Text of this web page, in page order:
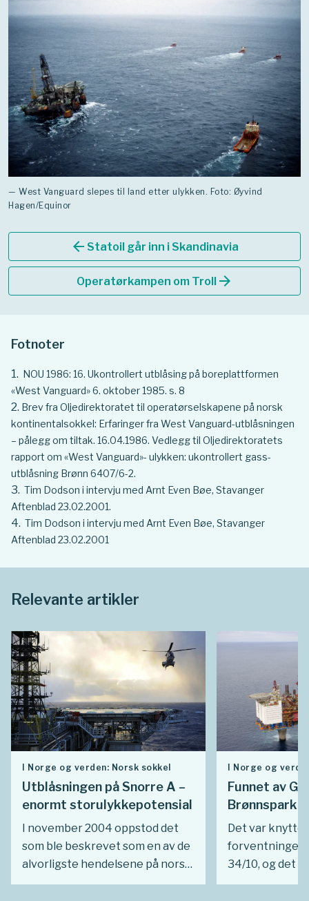
— West Vanguard slepes til land etter ulykken. Foto: Øyvind
Hagen/Equinor
arrow_back Statoil går inn i Skandinavia
Operatørkampen om Trollarrow_forward
Fotnoter
NOU 1986: 16. Ukontrollert utblåsing på boreplattformen
«West Vanguard» 6. oktober 1985. s. 8
Brev fra Oljedirektoratet til operatørselskapene på norsk
kontinentalsokkel: Erfaringer fra West Vanguard-utblåsningen
– pålegg om tiltak. 16.04.1986. Vedlegg til Oljedirektoratets
rapport om «West Vanguard»- ulykken: ukontrollert gass-
utblåsning Brønn 6407/6-2.
Tim Dodson i intervju med Arnt Even Bøe, Stavanger
Aftenblad 23.02.2001.
Tim Dodson i intervju med Arnt Even Bøe, Stavanger
Aftenblad 23.02.2001
Relevante artikler
I Norge og verden: Norsk sokkel
Utblåsningen på Snorre A –
enormt storulykkepotensial
I november 2004 oppstod det
som ble beskrevet som en av de
alvorligste hendelsene på norsk
sokkel, på Snorrefeltet. Bare
I Norge og
Funnet av
Brønnspark
Det var
forventninger
34/10, og det
partnerskapet